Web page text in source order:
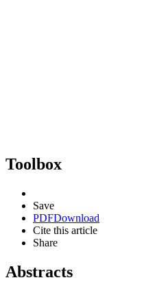
Toolbox
Save
PDFDownload
Cite this article
Share
Abstracts